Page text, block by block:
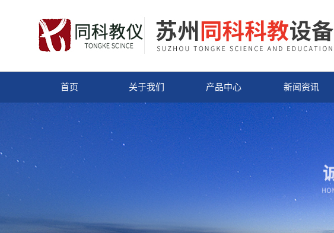
首页 关于我们 产品中心 新闻资讯